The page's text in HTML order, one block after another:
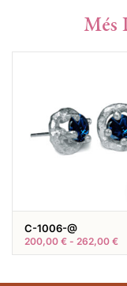
Més
C-1006-@
200,00 € - 262,00 €